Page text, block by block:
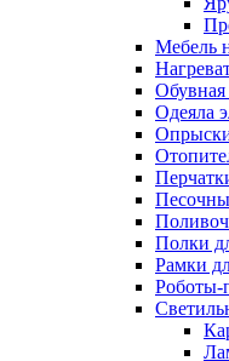
Мебель
Одеяла
Полки
Рамки
Роботы-